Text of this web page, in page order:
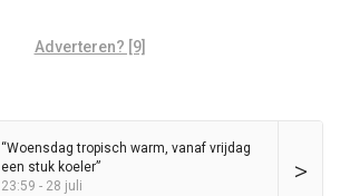
Adverteren? [9]
>
“Woensdag tropisch warm, vanaf vrijdag
een stuk koeler”
23:59 - 28 juli